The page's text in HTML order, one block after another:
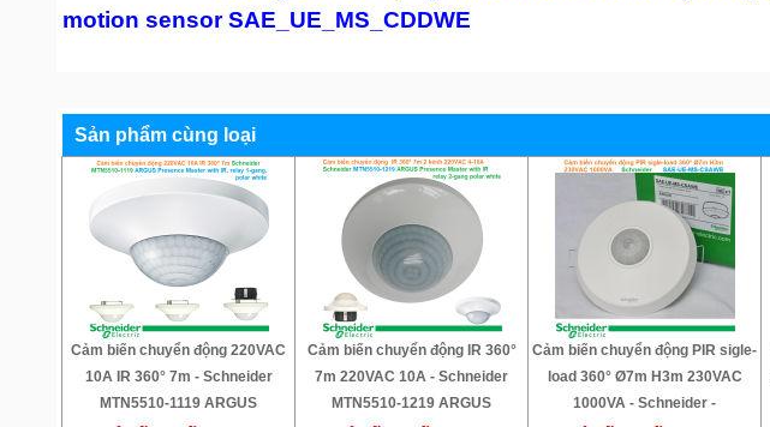
motion sensor SAE_UE_MS_CDDWE
Sản phẩm cùng loại
Cảm biến chuyển động 220VAC
10A IR 360° 7m - Schneider
MTN5510-1119 ARGUS
Cảm biến chuyển động IR 360°
7m 220VAC 10A - Schneider
MTN5510-1219 ARGUS
Cảm biến chuyển động PIR sigle-
load 360° Ø7m H3m 230VAC
1000VA - Schneider -